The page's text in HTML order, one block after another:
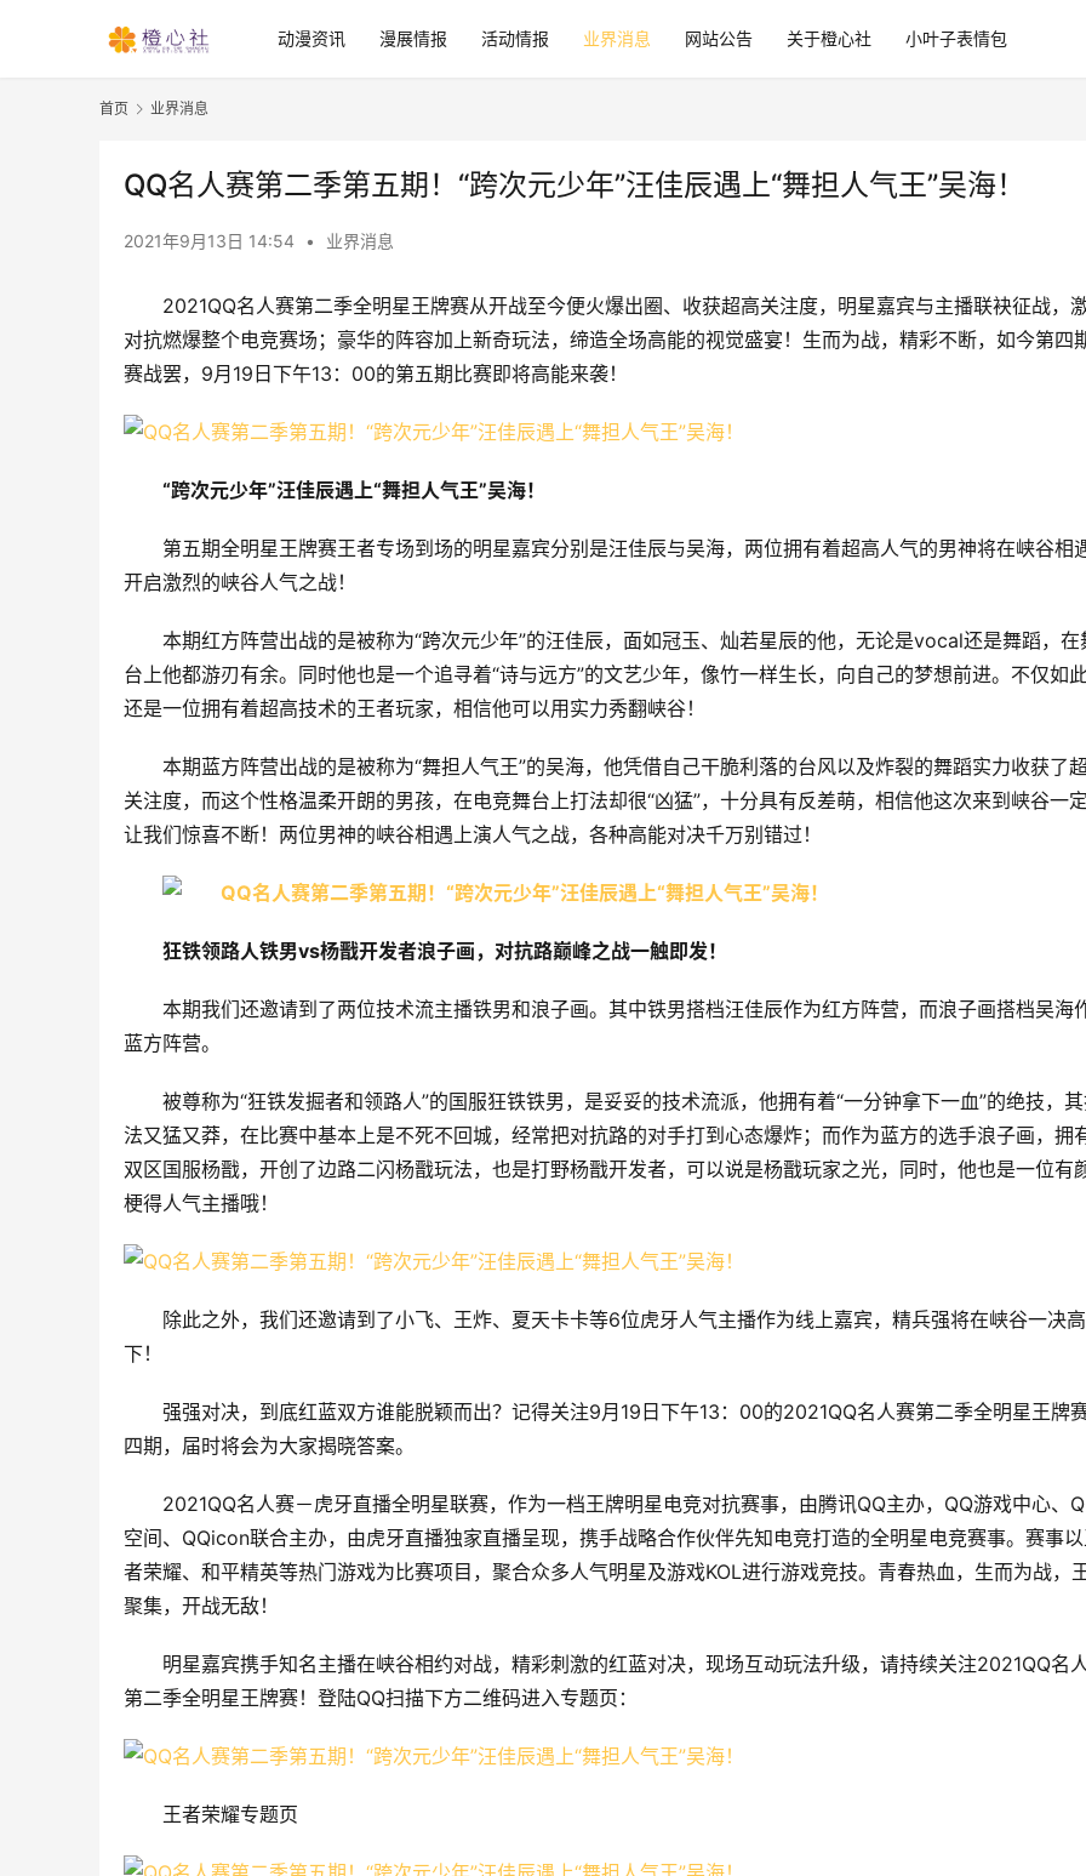
动漫资讯 漫展情报 活动情报 业界消息 网站公告 关于橙心社 小叶子表情包
首页 业界消息
QQ名人赛第二季第五期！“跨次元少年”汪佳辰遇上“舞担人气王”吴海！
2021年9月13日 14:54 • 业界消息
2021QQ名人赛第二季全明星王牌赛从开战至今便火爆出圈、收获超高关注度，明星嘉宾与主播联袂征战，
对抗燃爆整个电竞赛场；豪华的阵容加上新奇玩法，缔造全场高能的视觉盛宴！生而为战，精彩不断，如今第四
赛战罢，9月19日下午13：00的第五期比赛即将高能来袭！
“跨次元少年”汪佳辰遇上“舞担人气王”吴海！
第五期全明星王牌赛王者专场到场的明星嘉宾分别是汪佳辰与吴海，两位拥有着超高人气的男神将在峡谷相
开启激烈的峡谷人气之战！
本期红方阵营出战的是被称为“跨次元少年”的汪佳辰，面如冠玉、灿若星辰的他，无论是vocal还是舞蹈，在
台上他都游刃有余。同时他也是一个追寻着“诗与远方”的文艺少年，像竹一样生长，向自己的梦想前进。不仅如
还是一位拥有着超高技术的王者玩家，相信他可以用实力秀翻峡谷！
本期蓝方阵营出战的是被称为“舞担人气王”的吴海，他凭借自己干脆利落的台风以及炸裂的舞蹈实力收获了
关注度，而这个性格温柔开朗的男孩，在电竞舞台上打法却很“凶猛”，十分具有反差萌，相信他这次来到峡谷一
让我们惊喜不断！两位男神的峡谷相遇上演人气之战，各种高能对决千万别错过！
狂铁领路人铁男vs杨戬开发者浪子画，对抗路巅峰之战一触即发！
本期我们还邀请到了两位技术流主播铁男和浪子画。其中铁男搭档汪佳辰作为红方阵营，而浪子画搭档吴海
蓝方阵营。
被尊称为“狂铁发掘者和领路人”的国服狂铁铁男，是妥妥的技术流派，他拥有着“一分钟拿下一血”的绝技，
法又猛又莽，在比赛中基本上是不死不回城，经常把对抗路的对手打到心态爆炸；而作为蓝方的选手浪子画，拥
双区国服杨戬，开创了边路二闪杨戬玩法，也是打野杨戬开发者，可以说是杨戬玩家之光，同时，他也是一位有
梗得人气主播哦！
除此之外，我们还邀请到了小飞、王炸、夏天卡卡等6位虎牙人气主播作为线上嘉宾，精兵强将在峡谷一决高
下！
强强对决，到底红蓝双方谁能脱颖而出？记得关注9月19日下午13：00的2021QQ名人赛第二季全明星王牌
四期，届时将会为大家揭晓答案。
2021QQ名人赛－虎牙直播全明星联赛，作为一档王牌明星电竞对抗赛事，由腾讯QQ主办，QQ游戏中心、
空间、QQicon联合主办，由虎牙直播独家直播呈现，携手战略合作伙伴先知电竞打造的全明星电竞赛事。赛事
者荣耀、和平精英等热门游戏为比赛项目，聚合众多人气明星及游戏KOL进行游戏竞技。青春热血，生而为战，
聚集，开战无敌！
明星嘉宾携手知名主播在峡谷相约对战，精彩刺激的红蓝对决，现场互动玩法升级，请持续关注2021QQ名
第二季全明星王牌赛！登陆QQ扫描下方二维码进入专题页：
王者荣耀专题页